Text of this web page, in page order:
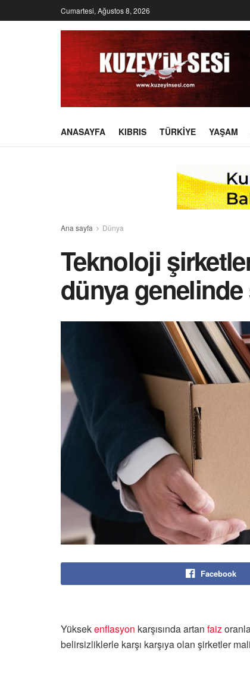
Cumartesi, Ağustos 8, 2026
ANASAYFA KIBRIS TÜRKIYE YAŞAM
Ana sayfa Dünya
Teknoloji
dünya
Facebook
Yüksekenflasyon karşısında artan faiz
belirsizliklerle karşı karşıya olan şirketler